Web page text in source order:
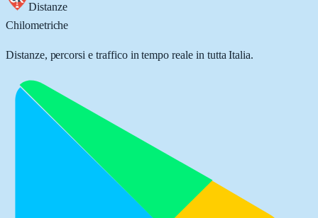
Distanze
Chilometriche
Distanze, percorsi e traffico in tempo reale in tutta Italia.